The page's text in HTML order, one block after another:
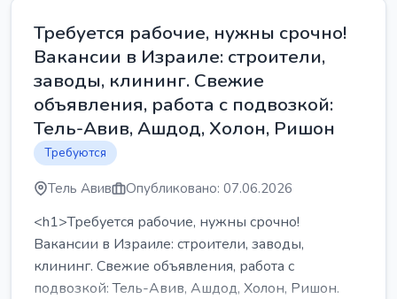
Требуется рабочие, нужны срочно!
Вакансии в Израиле: строители,
заводы, клининг. Свежие
объявления, работа с подвозкой:
Тель-Авив, Ашдод, Холон, Ришон
Требуются
Тель Авив Опубликовано: 07.06.2026
<h1>Требуется рабочие, нужны срочно!
Вакансии в Израиле: строители, заводы,
клининг. Свежие объявления, работа с
подвозкой: Тель-Авив, Ашдод, Холон, Ришон.